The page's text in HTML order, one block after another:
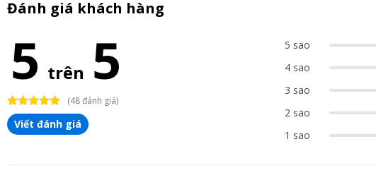
Đánh giá khách hàng
5 trên 5
(48 đánh giá)
Viết đánh giá
5 sao
4 sao
3 sao
2 sao
1 sao